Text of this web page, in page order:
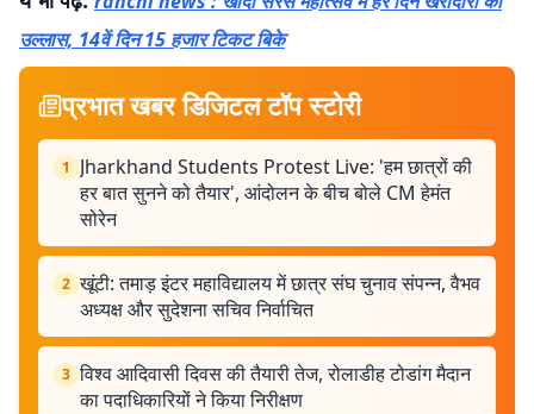
उल्लास, 14वें दिन 15 हजार टिकट बिके
प्रभात खबर डिजिटल टॉप स्टोरी
1
Jharkhand Students Protest Live: 'हम छात्रों की
हर बात सुनने को तैयार', आंदोलन के बीच बोले CM हेमंत
सोरेन
2 खूंटी: तमाड़ इंटर महाविद्यालय में छात्र संघ चुनाव संपन्न, वैभव
अध्यक्ष और सुदेशना सचिव निर्वाचित
3 विश्व आदिवासी दिवस की तैयारी तेज, रोलाडीह टोडांग मैदान
का पदाधिकारियों ने किया निरीक्षण